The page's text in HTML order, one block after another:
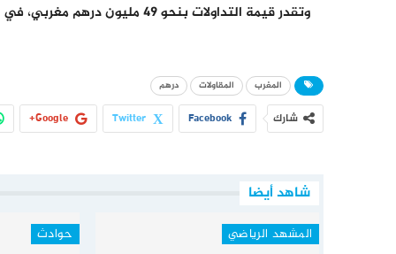
وتقدر قيمة التداولات بنحو 49 مليون درهم مغربي، في حين بلغت رسملة البورصة ما يقارب 514 مليار درهم مغربي.
المغرب المقاولات درهم
شارك Facebook
Twitter
Google+
شاهد أيضا
المشهد الرياضي حوادث